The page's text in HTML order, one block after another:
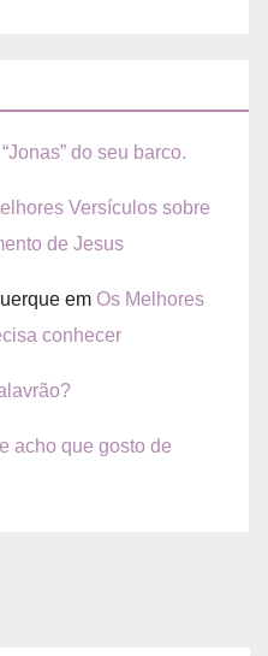
do seu barco.
Versículos sobre
de Jesus
em Os Melhores
conhecer
acho que gosto de